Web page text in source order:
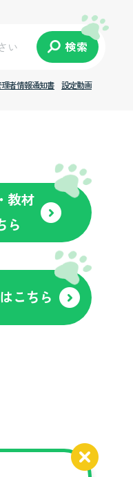
検索
者情報通知書 設定動画
教材
ら
こちら